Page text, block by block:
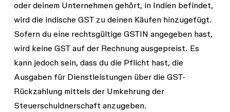
oder deinem Unternehmen gehört, in Indien befindet,
wird die indische GST zu deinen Käufen hinzugefügt.
Sofern du eine rechtsgültige GSTIN angegeben hast,
wird keine GST auf der Rechnung ausgepreist. Es
kann jedoch sein, dass du die Pflicht hast, die
Ausgaben für Dienstleistungen über die GST-
Rückzahlung mittels der Umkehrung der
Steuerschuldnerschaft anzugeben.